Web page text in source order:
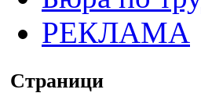
РЕКЛАМА
Страници